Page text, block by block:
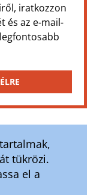
iratkozzon
és az e-mail-
tükrözi.
el a